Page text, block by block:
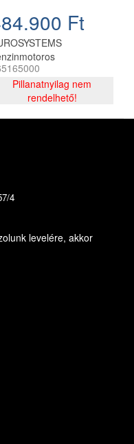
Ft
M210 Honda
( alapgép
)
Pillanatnyilag nem
rendelhető!
4
levelére, akkor